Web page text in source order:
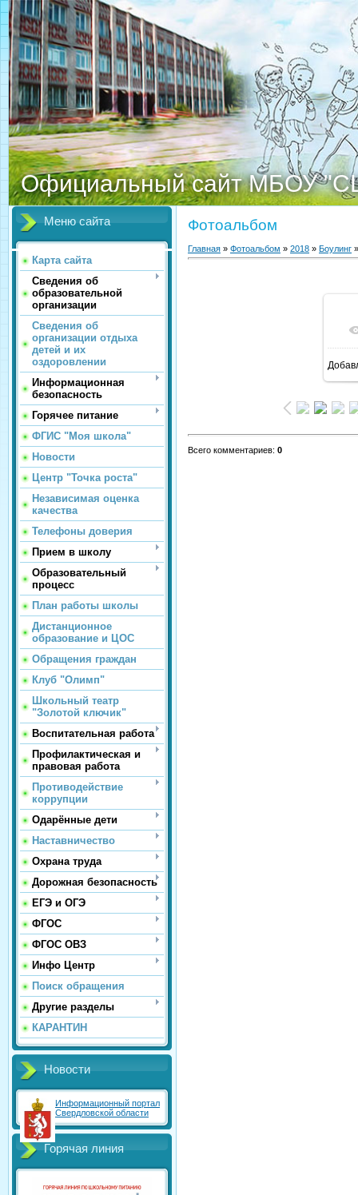
Официальный сайт МБОУ
Меню сайта
Карта сайта
Сведения об
образовательной
организации
Сведения об
организации отдыха
детей и их
оздоровлении
Информационная
безопасность
Горячее питание
ФГИС "Моя школа"
Новости
Центр "Точка роста"
Независимая оценка
качества
Телефоны доверия
Прием в школу
Образовательный
процесс
План работы школы
Дистанционное
образование и ЦОС
Обращения граждан
Клуб "Олимп"
Школьный театр
"Золотой ключик"
Воспитательная работа
Профилактическая и
правовая работа
Противодействие
коррупции
Одарённые дети
Наставничество
Охрана труда
Дорожная безопасность
ЕГЭ и ОГЭ
ФГОС
ФГОС ОВЗ
Инфо Центр
Поиск обращения
Другие разделы
КАРАНТИН
Новости
Информационный портал
Свердловской области
Горячая линия
Фотоальбом
Главная » Фотоальбом » 2018 » Боулинг
Всего комментариев: 0